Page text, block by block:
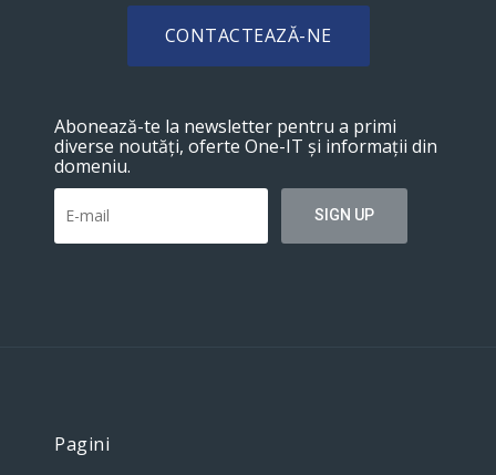
CONTACTEAZĂ-NE
Abonează-te la newsletter pentru a primi
diverse noutăți, oferte One-IT și informații din
domeniu.
Pagini